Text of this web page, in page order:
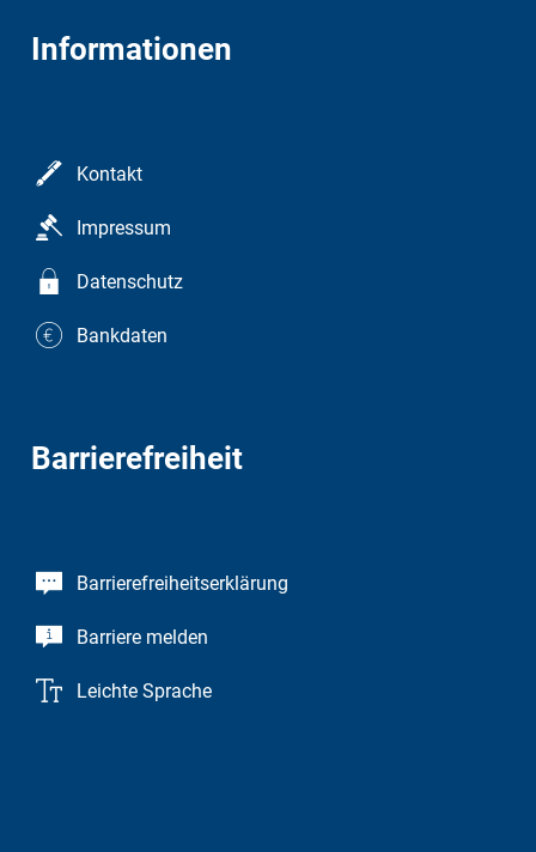
Informationen
Kontakt
Impressum
Datenschutz
Bankdaten
Barrierefreiheit
Barrierefreiheitserklärung
Barriere melden
Leichte Sprache